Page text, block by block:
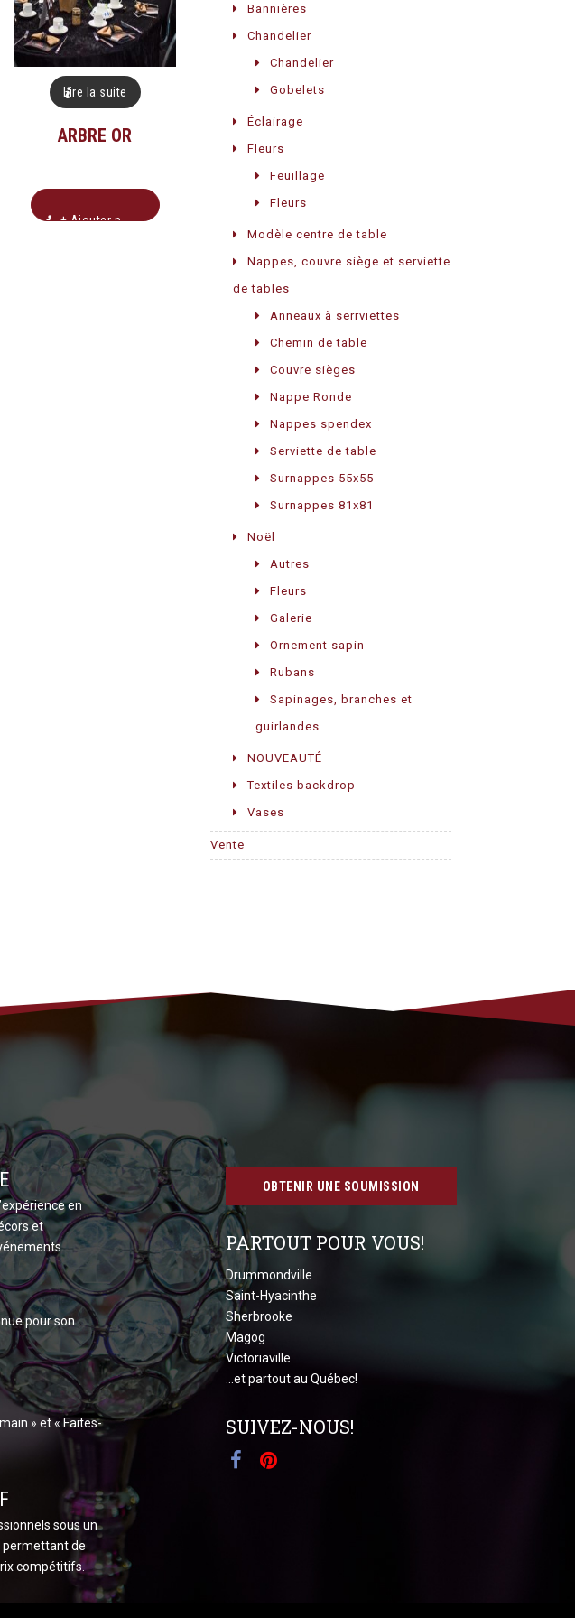
Lire la suite
ARBRE OR
+ Ajouter pour soumission
Bannières
Chandelier
Chandelier
Gobelets
Éclairage
Fleurs
Feuillage
Fleurs
Modèle centre de table
Nappes, couvre siège et serviette
de tables
Anneaux à serrviettes
Chemin de table
Couvre sièges
Nappe Ronde
Nappes spendex
Serviette de table
Surnappes 55x55
Surnappes 81x81
Noël
Autres
Fleurs
Galerie
Ornement sapin
Rubans
Sapinages, branches et
guirlandes
NOUVEAUTÉ
Textiles backdrop
Vases
Vente
en
et
pour son
» et « Faites-
sous un
permettant de
compétitifs.
OBTENIR UNE SOUMISSION
PARTOUT POUR VOUS!
Drummondville
Saint-Hyacinthe
Sherbrooke
Magog
Victoriaville
...et partout au Québec!
SUIVEZ-NOUS!